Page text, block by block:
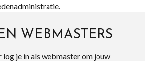
WEBMASTERS
je in als webmaster om jouw